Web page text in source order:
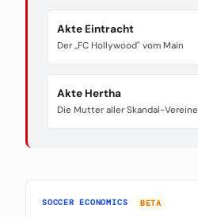
Akte Eintracht
Der „FC Hollywood" vom Main
Akte Hertha
Die Mutter aller Skandal-Vereine
SOCCER ECONOMICS BETA